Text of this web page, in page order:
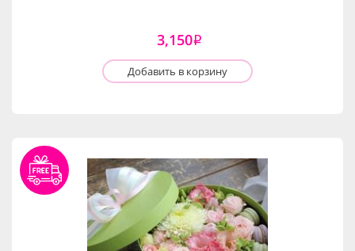
3,150i
Добавить в корзину